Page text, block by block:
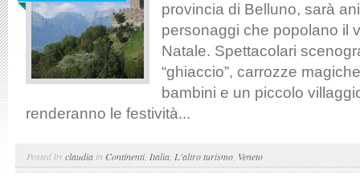
provincia di Belluno, sarà
personaggi che popolano il
Natale. Spettacolari
“ghiaccio”, carrozze
bambini e un piccolo
renderanno le festività...
Posted byclaudia in Continenti, Italia L'altro turismo Veneto